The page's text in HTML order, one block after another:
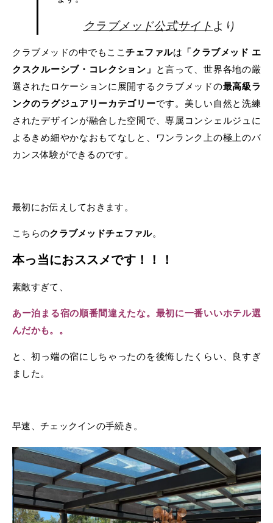
クラブメッド公式サイト より
クラブメッドの中でもここチェファルは 「クラブメッド エ
クスクルーシブ・コレクション」 と言って、世界各地の厳
選されたロケーションに展開するクラブメッドの最高級ラ
ンクのラグジュアリーカテゴリーです。美しい自然と洗練
されたデザインが融合した空間で、専属コンシェルジュに
よるきめ細やかなおもてなしと、ワンランク上の極上のバ
カンス体験ができるのです。
最初にお伝えしておきます。
こちらのクラブメッドチェファル。
本っ当におススメです！！！
素敵すぎて、
あー泊まる宿の順番間違えたな。最初に一番いいホテル選
んだかも。。
と、初っ端の宿にしちゃったのを後悔したくらい、良すぎ
ました。
早速、チェックインの手続き。